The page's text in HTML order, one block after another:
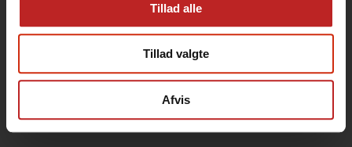
Tillad alle
Tillad valgte
Afvis